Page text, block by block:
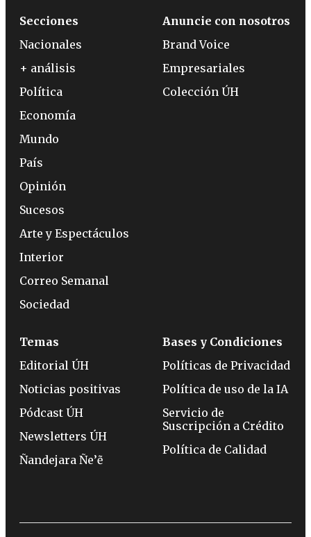
Secciones
Nacionales
+ análisis
Política
Economía
Mundo
País
Opinión
Sucesos
Arte y Espectáculos
Interior
Correo Semanal
Sociedad
Anuncie con nosotros
Brand Voice
Empresariales
Colección ÚH
Temas
Editorial ÚH
Noticias positivas
Pódcast ÚH
Newsletters ÚH
Ñandejara Ñe’ẽ
Bases y Condiciones
Políticas de Privacidad
Política de uso de la IA
Servicio de
Suscripción a Crédito
Política de Calidad